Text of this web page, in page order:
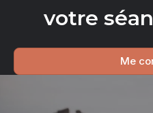
votre
Me